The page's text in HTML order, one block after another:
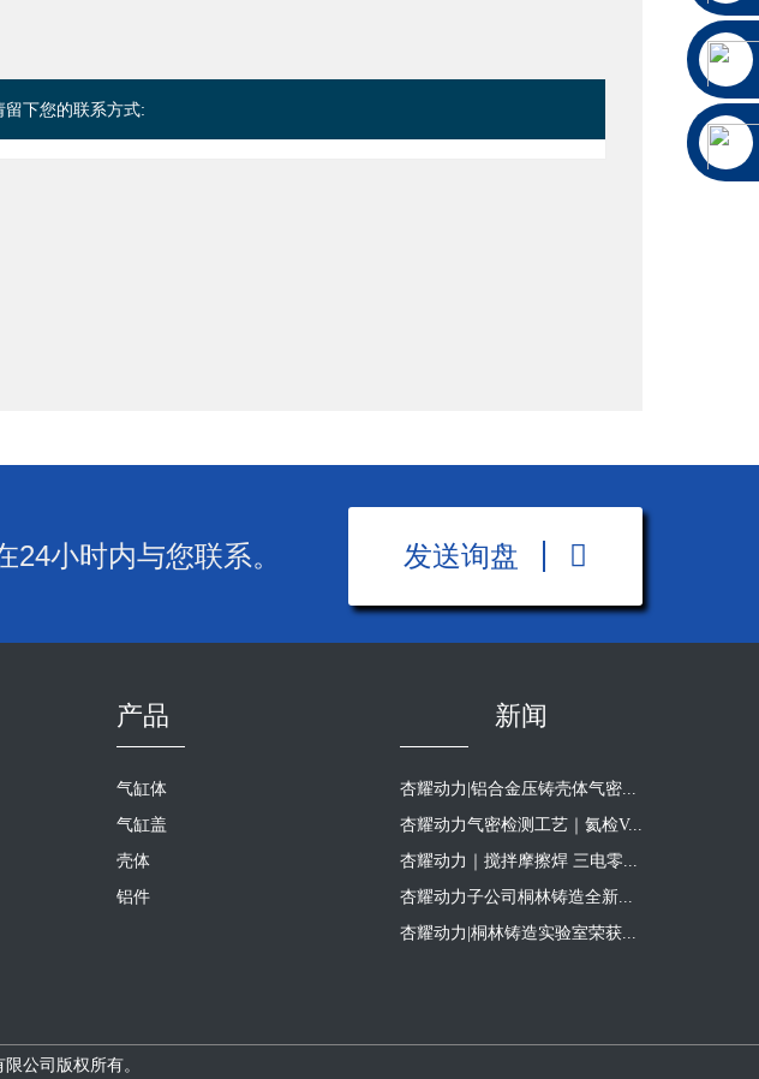
留下您的联系方式:
小时内与您联系。 发送询盘
产品
气缸体
气缸盖
壳体
铝件
新闻
杏耀动力|铝合金压铸壳体气密...
杏耀动力气密检测工艺｜氦检V...
杏耀动力｜搅拌摩擦焊 三电零...
杏耀动力子公司桐林铸造全新...
杏耀动力|桐林铸造实验室荣获...
公司版权所有。